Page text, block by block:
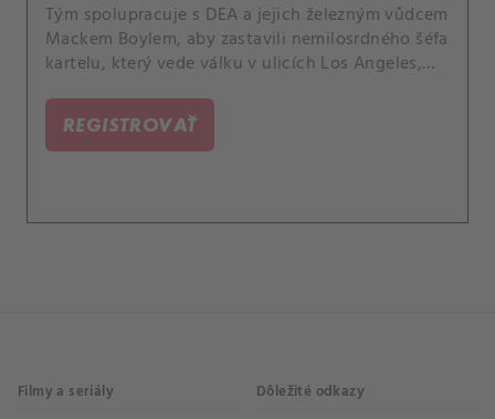
Tým spolupracuje s DEA a jejich železným vůdcem
Mackem Boylem, aby zastavili nemilosrdného šéfa
kartelu, který vede válku v ulicích Los Angeles,
syna.
REGISTROVAŤ
Filmy a seriály Dôležité odkazy